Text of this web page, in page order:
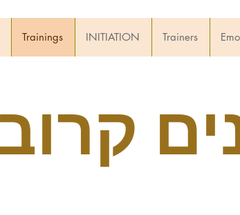
Trainings INITIATION Trainers